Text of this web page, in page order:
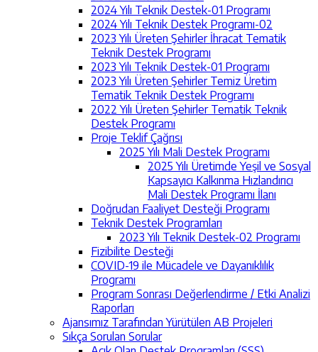
2024 Yılı Teknik Destek-01 Programı
2024 Yılı Teknik Destek Programı-02
2023 Yılı Üreten Şehirler İhracat Tematik
Teknik Destek Programı
2023 Yılı Teknik Destek-01 Programı
2023 Yılı Üreten Şehirler Temiz Üretim
Tematik Teknik Destek Programı
2022 Yılı Üreten Şehirler Tematik Teknik
Destek Programı
Proje Teklif Çağrısı
2025 Yılı Mali Destek Programı
2025 Yılı Üretimde Yeşil ve Sosyal
Kapsayıcı Kalkınma Hızlandırıcı
Mali Destek Programı İlanı
Doğrudan Faaliyet Desteği Programı
Teknik Destek Programları
2023 Yılı Teknik Destek-02 Programı
Fizibilite Desteği
COVID-19 ile Mücadele ve Dayanıklılık
Programı
Program Sonrası Değerlendirme / Etki Analizi
Raporları
Ajansımız Tarafından Yürütülen AB Projeleri
Sıkça Sorulan Sorular